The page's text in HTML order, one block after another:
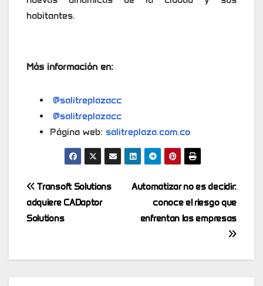
habitantes.
Más información en:
@salitreplazacc
@salitreplazacc
Página web: salitreplaza.com.co
Post
navigation
Automatizar no es decidir:
conoce el riesgo que
enfrentan las empresas
Transoft Solutions
adquiere CADaptor
Solutions